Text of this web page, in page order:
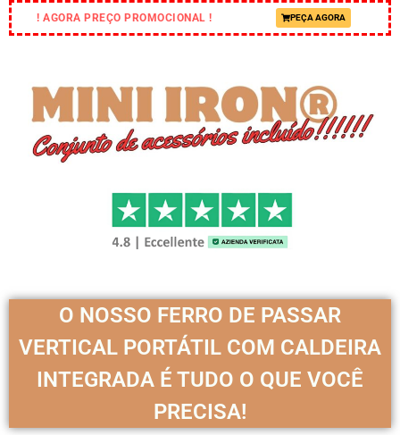
! AGORA PREÇO PROMOCIONAL ! PEÇA AGORA
O NOSSO FERRO DE PASSAR
VERTICAL PORTÁTIL COM CALDEIRA
INTEGRADA É TUDO O QUE VOCÊ
PRECISA!